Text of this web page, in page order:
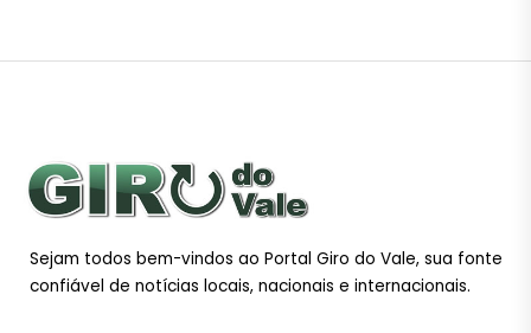
Sejam todos bem-vindos ao Portal Giro do Vale, sua fonte
confiável de notícias locais, nacionais e internacionais.